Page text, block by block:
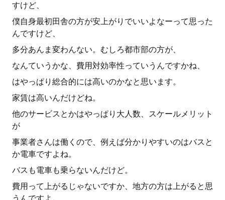
すけど、
僕自身最初田舎の方が安上がりでいいよなーって思った
んですけど、
多分あんま変わんない。むしろ都市部の方が、
なんていうかな、費用対効率性っていうんですかね、
はやっぱり総合的には高いのかなと思います。
家賃は高いんだけどね。
他のサービスとかはやっぱり大人数、スケールメリット
が
事業者さんは働くので、例えば分かりやすいのはバスと
か電車ですよね。
バスも電車も乗らないんだけど。
費用って上がるじゃないですか、地方の方は上がると思